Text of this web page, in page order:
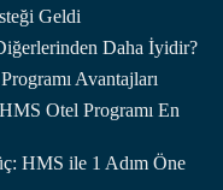
Geldi
Daha İyidir?
Avantajları
Otel Programı En
HMS ile 1 Adım Öne